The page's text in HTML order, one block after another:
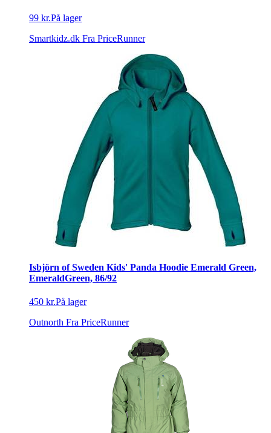
99 kr.På lager
Smartkidz.dk Fra PriceRunner
Isbjörn of Sweden Kids' Panda Hoodie Emerald Green,
EmeraldGreen, 86/92
450 kr.På lager
Outnorth Fra PriceRunner